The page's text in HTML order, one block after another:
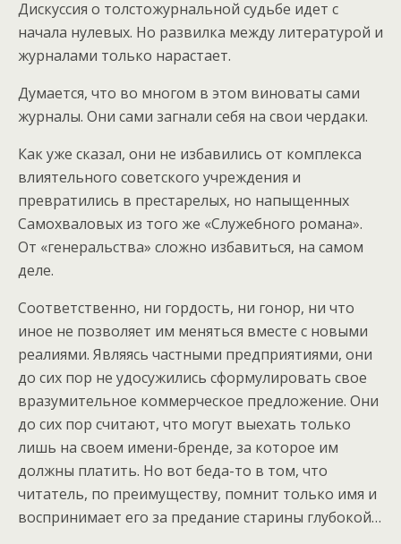
Дискуссия о толстожурнальной судьбе идет с
начала нулевых. Но развилка между литературой и
журналами только нарастает.
Думается, что во многом в этом виноваты сами
журналы. Они сами загнали себя на свои чердаки.
Как уже сказал, они не избавились от комплекса
влиятельного советского учреждения и
превратились в престарелых, но напыщенных
Самохваловых из того же «Служебного романа».
От «генеральства» сложно избавиться, на самом
деле.
Соответственно, ни гордость, ни гонор, ни что
иное не позволяет им меняться вместе с новыми
реалиями. Являясь частными предприятиями, они
до сих пор не удосужились сформулировать свое
вразумительное коммерческое предложение. Они
до сих пор считают, что могут выехать только
лишь на своем имени-бренде, за которое им
должны платить. Но вот беда-то в том, что
читатель, по преимуществу, помнит только имя и
воспринимает его за предание старины глубокой…